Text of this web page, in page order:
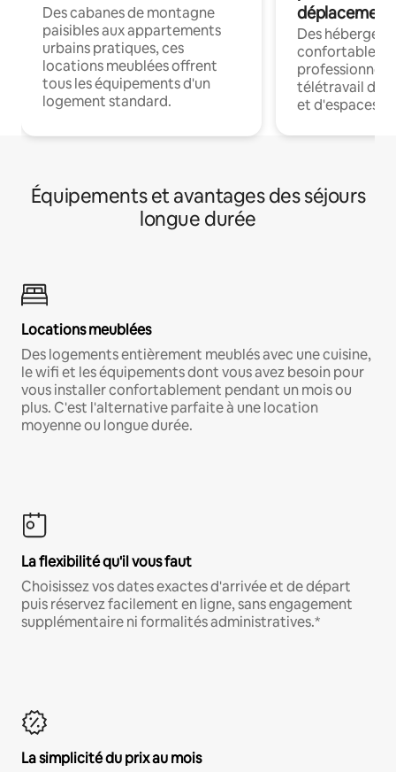
Des cabanes de montagne
paisibles aux appartements
urbains pratiques, ces
locations meublées offrent
tous les équipements d'un
logement standard.
déplacement
Des
confortables
professionnels
télétravail
et d'espaces
Équipements et avantages des séjours
longue durée
Locations meublées
Des logements entièrement meublés avec une cuisine,
le wifi et les équipements dont vous avez besoin pour
vous installer confortablement pendant un mois ou
plus. C'est l'alternative parfaite à une location
moyenne ou longue durée.
La flexibilité qu'il vous faut
Choisissez vos dates exactes d'arrivée et de départ
puis réservez facilement en ligne, sans engagement
supplémentaire ni formalités administratives.*
La simplicité du prix au mois